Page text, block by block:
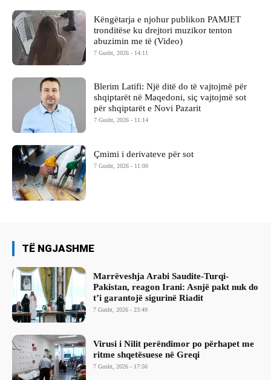
Këngëtarja e njohur publikon PAMJET
tronditëse ku drejtori muzikor tenton
abuzimin me të (Video)
7 Gusht, 2026 - 14:11
Blerim Latifi: Një ditë do të vajtojmë për
shqiptarët në Maqedoni, siç vajtojmë sot
për shqiptarët e Novi Pazarit
7 Gusht, 2026 - 11:14
Çmimi i derivateve për sot
7 Gusht, 2026 - 11:00
TË NGJASHME
Marrëveshja Arabi Saudite-Turqi-
Pakistan, reagon Irani: Asnjë pakt nuk do
t’i garantojë sigurinë Riadit
7 Gusht, 2026 - 23:49
Virusi i Nilit perëndimor po përhapet me
ritme shqetësuese në Greqi
7 Gusht, 2026 - 17:56